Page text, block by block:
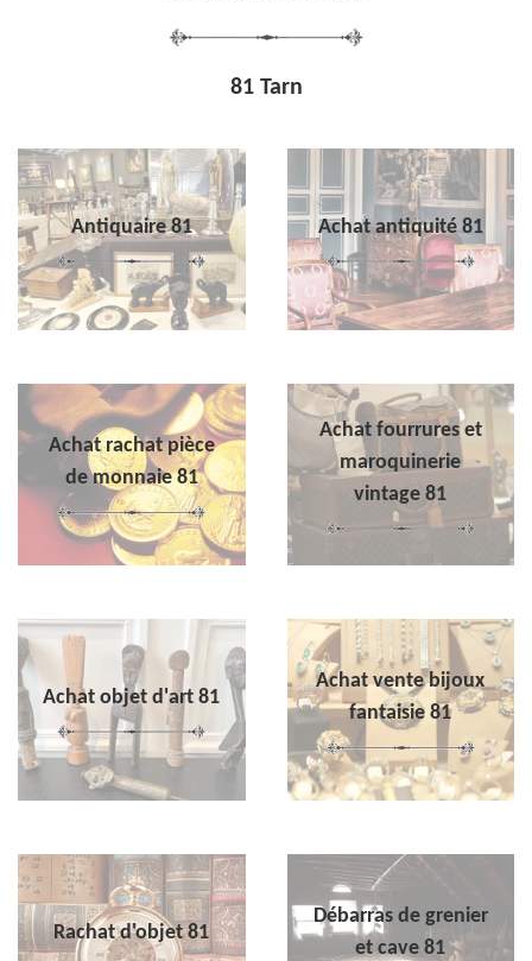
81 Tarn
Antiquaire 81 Achat antiquité 81
Achat rachat pièce
de monnaie 81
Achat fourrures et
maroquinerie
vintage 81
Achat objet d'art 81
Achat vente bijoux
fantaisie 81
Rachat d'objet 81
Débarras de grenier
et cave 81